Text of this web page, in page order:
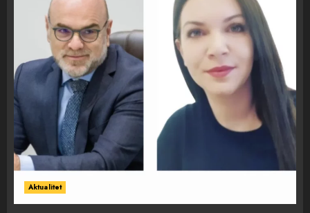
Aktualitet